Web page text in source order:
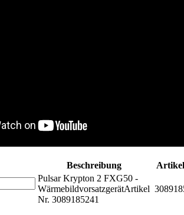
Beschreibung
Pulsar Krypton 2 FXG50 -
WärmebildvorsatzgerätArtikel
Nr. 3089185241